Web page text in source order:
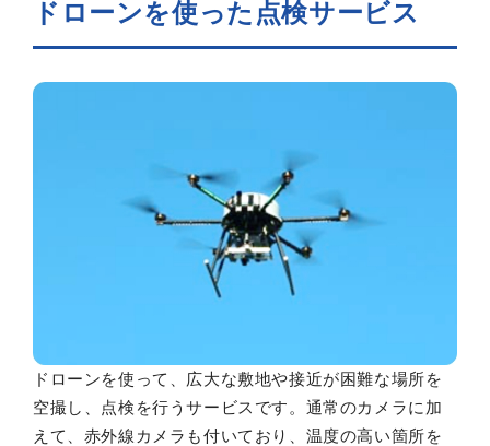
ドローンを使った点検サービス
ドローンを使って、広大な敷地や接近が困難な場所を
空撮し、点検を行うサービスです。通常のカメラに加
えて、赤外線カメラも付いており、温度の高い箇所を